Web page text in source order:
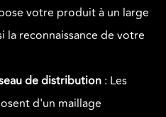
votre produit à un large
la reconnaissance de votre
de distribution : Les
d'un maillage